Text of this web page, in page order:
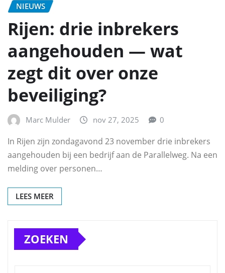
NIEUWS
Rijen: drie inbrekers
aangehouden — wat
zegt dit over onze
beveiliging?
Marc Mulder nov 27, 2025 0
In Rijen zijn zondagavond 23 november drie inbrekers
aangehouden bij een bedrijf aan de Parallelweg. Na een
melding over personen…
LEES MEER
ZOEKEN